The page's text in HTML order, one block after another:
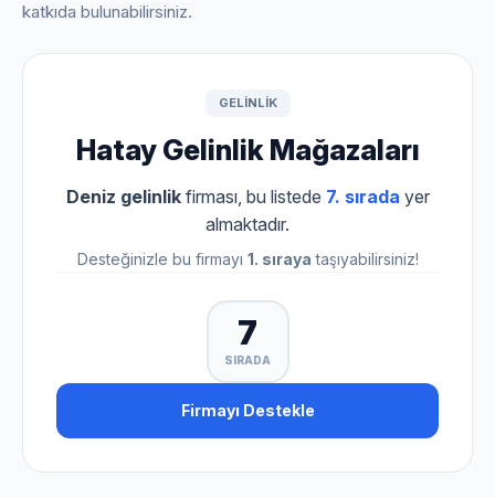
katkıda bulunabilirsiniz.
GELINLIK
Hatay Gelinlik Mağazaları
Deniz gelinlikfirması, bu listede 7. sırada yer
almaktadır.
Desteğinizle bu firmayı 1. sıraya taşıyabilirsiniz!
7
SIRADA
Firmayı Destekle